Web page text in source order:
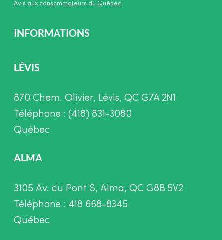
Avis aux consommateurs du Québec
INFORMATIONS
LÉVIS
870 Chem. Olivier, Lévis, QC G7A 2N1
Téléphone : (418) 831-3080
Québec
ALMA
3105 Av. du Pont S, Alma, QC G8B 5V2
Téléphone : 418 668-8345
Québec